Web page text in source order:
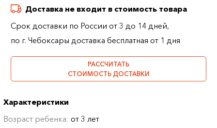
Доставка не входит в стоимость товара
Срок доставки по России от 3 до 14 дней,
по г. Чебоксары доставка бесплатная от 1 дня
РАССЧИТАТЬ
СТОИМОСТЬ ДОСТАВКИ
Характеристики
Возраст ребенка:от 3 лет